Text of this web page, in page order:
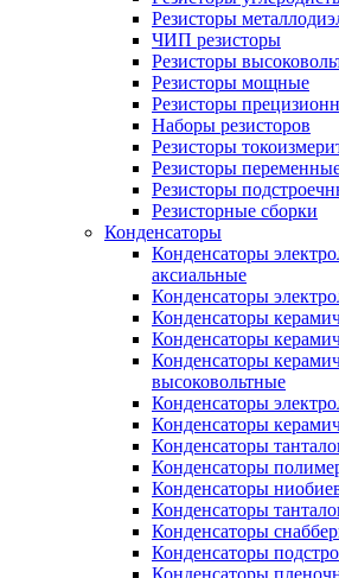
Резисторы
ЧИП резисторы
Резисторы
Резисторы мощные
Резисторы
Наборы резисторов
Резисторы
Резисторы
Резисторы
Резисторные сборки
Конденсаторы
Конденсаторы
аксиальные
Конденсаторы
Конденсаторы
Конденсаторы
Конденсаторы
высоковольтные
Конденсаторы
Конденсаторы
Конденсаторы
Конденсаторы
Конденсаторы
Конденсаторы
Конденсаторы
Конденсаторы
Конденсаторы